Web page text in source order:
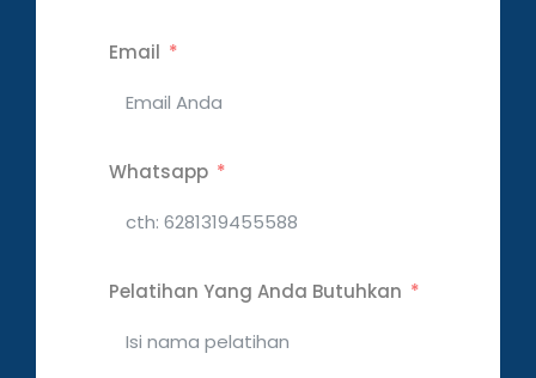
Email
Whatsapp
Pelatihan Yang Anda Butuhkan